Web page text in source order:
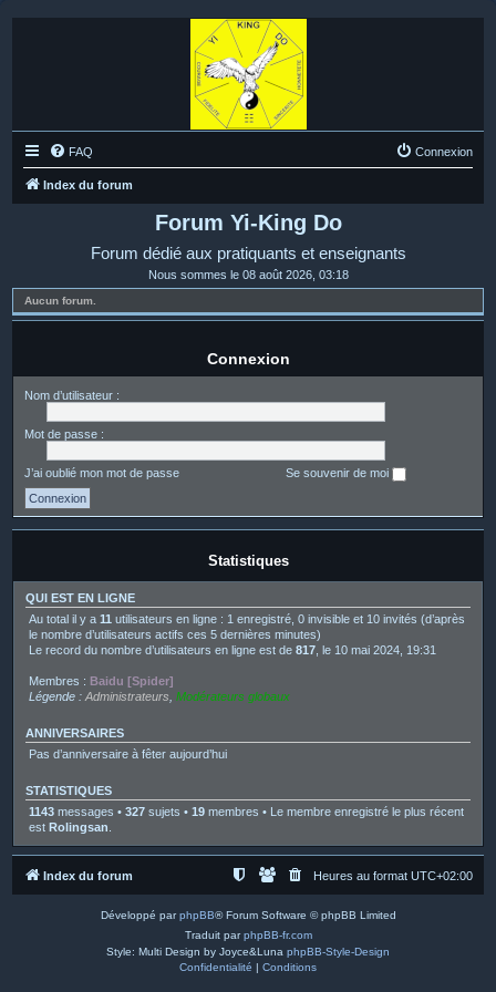
FAQ Connexion
Index du forum
Forum Yi-King Do
Forum dédié aux pratiquants et enseignants
Nous sommes le 08 août 2026, 03:18
Aucun forum.
Connexion
Nom d’utilisateur :
Mot de passe :
J’ai oublié mon mot de passe Se souvenir de moi
Statistiques
QUI EST EN LIGNE
Au total il y a 11 utilisateurs en ligne : 1 enregistré, 0 invisible et 10 invités (d’après
le nombre d’utilisateurs actifs ces 5 dernières minutes)
Le record du nombre d’utilisateurs en ligne est de 817 , le 10 mai 2024, 19:31
Membres : Baidu [Spider]
Légende : Administrateurs Modérateurs globaux
ANNIVERSAIRES
Pas d’anniversaire à fêter aujourd’hui
STATISTIQUES
1143 messages • 327 sujets • 19 membres • Le membre enregistré le plus récent
est Rolingsan
Index du forum Heures au format UTC+02:00
Développé parphpBB® Forum Software © phpBB Limited
Traduit parphpBB-fr.com
Style: Multi Design by Joyce&Luna phpBB-Style-Design
Confidentialité | Conditions